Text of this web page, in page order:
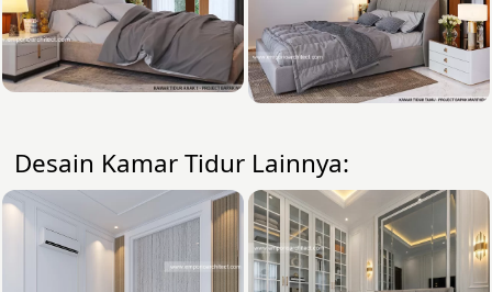
Desain Kamar Tidur Lainnya: